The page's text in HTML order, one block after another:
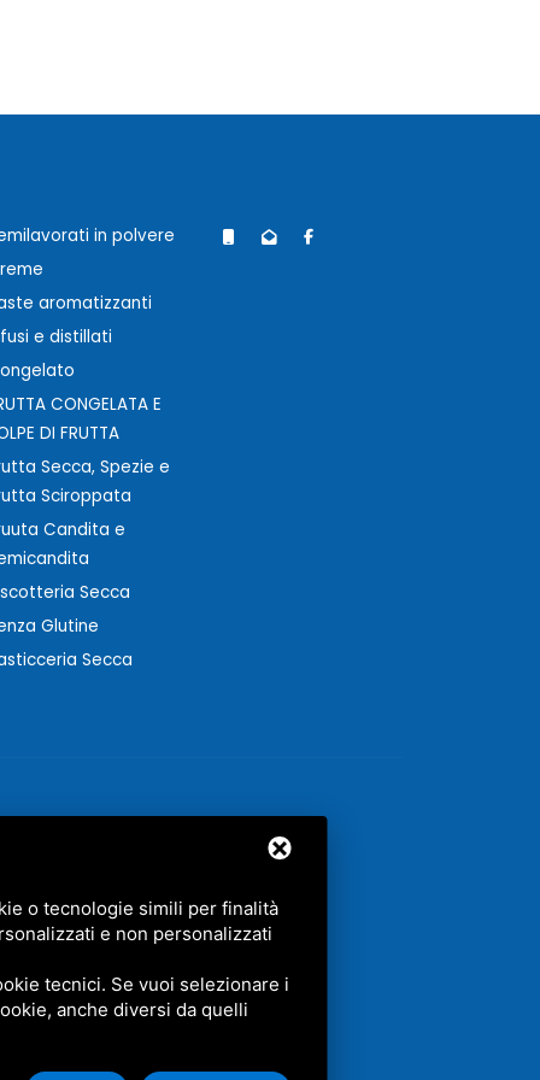
in polvere
aromatizzanti
e distillati
CONGELATA E
DI FRUTTA
Secca, Spezie e
Sciroppata
Candita e
Secca
Glutine
Secca
o tecnologie simili per finalità
e non personalizzati
tecnici. Se vuoi selezionare i
anche diversi da quelli